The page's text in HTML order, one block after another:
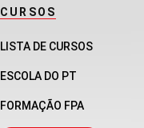
CURSOS
LISTA DE CURSOS
ESCOLA DO PT
FORMAÇÃO FPA